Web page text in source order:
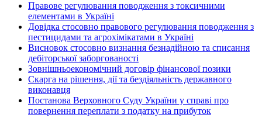
Правове регулювання поводження з токсичними
елементами в Україні
Довідка стосовно правового регулювання поводження з
пестицидами та агрохімікатами в Україні
Висновок стосовно визнання безнадійною та списання
дебіторської заборгованості
Зовнішньоекономічний договір фінансової позики
Скарга на рішення, дії та бездіяльність державного
виконавця
Постанова Верховного Суду України у справі про
повернення переплати з податку на прибуток